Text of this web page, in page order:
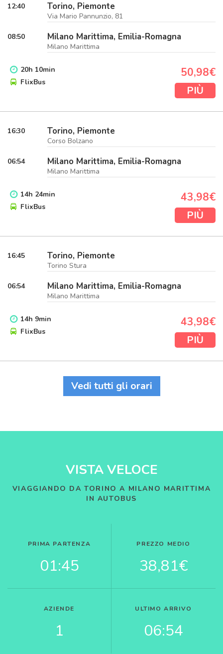
12:40 Torino, Piemonte
Via Mario Pannunzio, 81
08:50 Milano Marittima, Emilia-Romagna
Milano Marittima
20h 10min
FlixBus
50,98€
PIÙ
16:30 Torino, Piemonte
Corso Bolzano
06:54 Milano Marittima, Emilia-Romagna
Milano Marittima
14h 24min
FlixBus
43,98€
PIÙ
16:45 Torino, Piemonte
Torino Stura
06:54 Milano Marittima, Emilia-Romagna
Milano Marittima
14h 9min
FlixBus
43,98€
PIÙ
Vedi tutti gli orari
VISTA VELOCE
VIAGGIANDO DA TORINO A MILANO MARITTIMA
IN AUTOBUS
PRIMA PARTENZA
01:45
PREZZO MEDIO
38,81€
AZIENDE
1
ULTIMO ARRIVO
06:54